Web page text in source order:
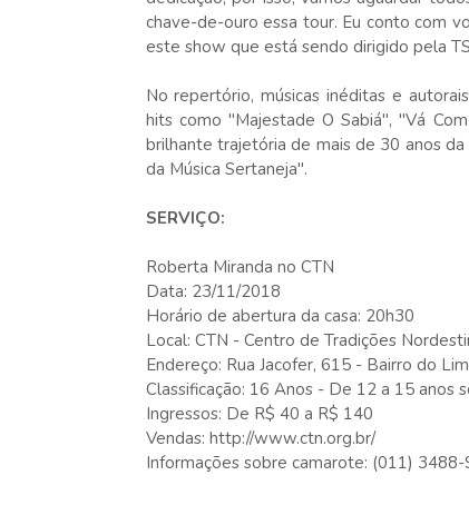
chave-de-ouro essa tour. Eu conto com
este show que está sendo dirigido pela
No repertório, músicas inéditas e
hits como "Majestade O Sabiá", "Vá
brilhante trajetória de mais de 30 anos
da Música Sertaneja".
SERVIÇO:
Roberta Miranda no CTN
Data: 23/11/2018
Horário de abertura da casa: 20h30
Local: CTN - Centro de Tradições
Endereço: Rua Jacofer, 615 - Bairro do
Classificação: 16 Anos - De 12 a 15 anos
Ingressos: De R$ 40 a R$ 140
Vendas: http://www.ctn.org.br/
Informações sobre camarote: (011)